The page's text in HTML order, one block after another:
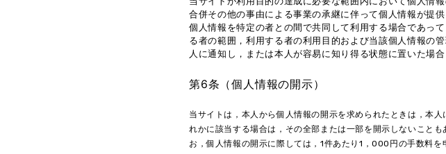
合併その他の事由による事業の承継に伴って個人情報が提
個人情報を特定の者との間で共同して利用する場合であっ
る者の範囲，利用する者の利用目的および当該個人情報の
人に通知し，または本人が容易に知り得る状態に置いた場合
第6条（個人情報の開示）
当サイトは，本人から個人情報の開示を求められたときは，本
れかに該当する場合は，その全部または一部を開示しないこと
お，個人情報の開示に際しては，1件あたり1，000円の手数料を